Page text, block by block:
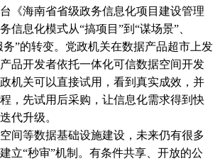
《海南省省级政务信息化项目建设管理
信息化模式从“搞项目”到“谋场景”、
务”的转变。党政机关在数据产品超市上发
品开发者依托一体化可信数据空间开发
机关可以直接试用，看到真实成效，并
，先试用后采购，让信息化需求得到快
代升级。
等数据基础设施建设，未来仍有很多
立“秒审”机制。有条件共享、开放的公